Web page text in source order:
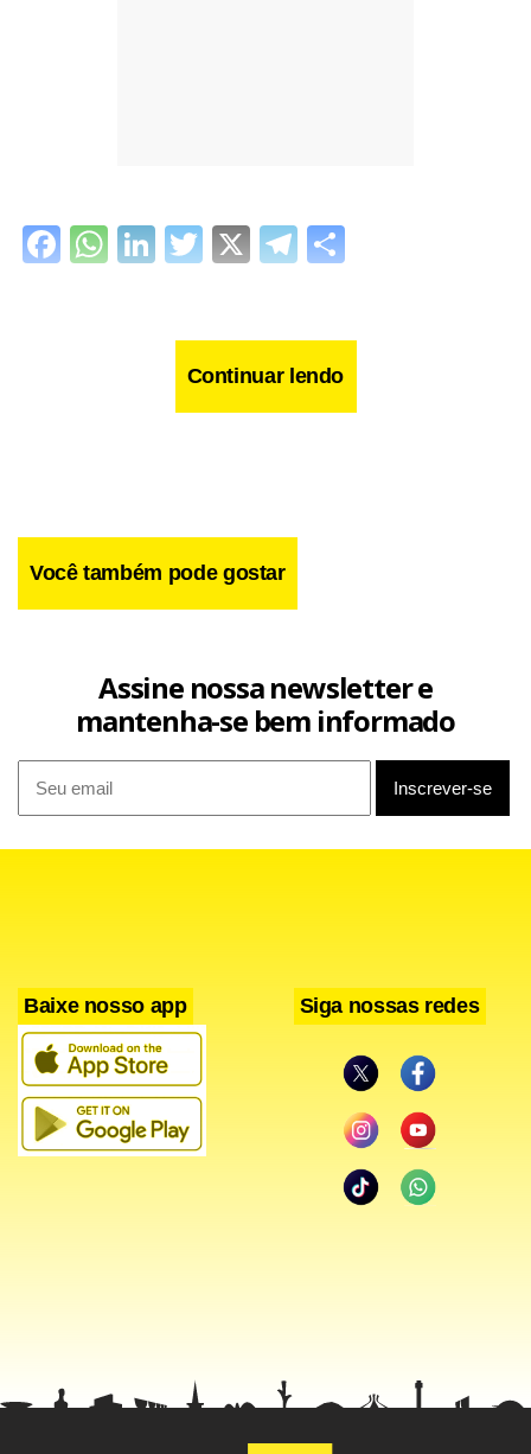
Facebook
WhatsApp
LinkedIn
Twitter
X Telegram
Continuar lendo
Você também pode gostar
Assine nossa newsletter e
mantenha-se bem informado
Baixe nosso app Siga nossas redes